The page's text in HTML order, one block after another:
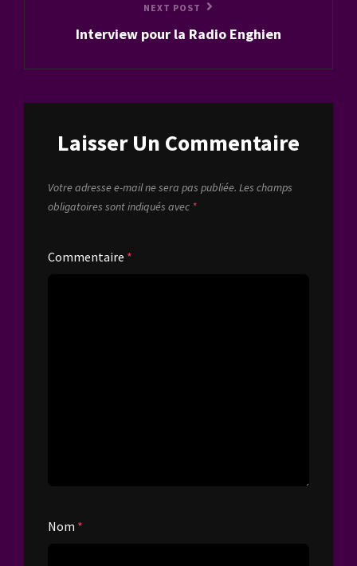
NEXT POST
Interview pour la Radio Enghien
Laisser Un Commentaire
Votre adresse e-mail ne sera pas publiée. Les champs
obligatoires sont indiqués avec *
Commentaire *
Nom *